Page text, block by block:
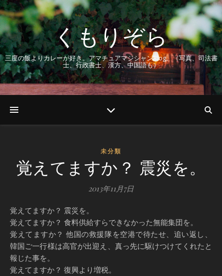
くもりぞら
三度の飯よりカレーが好き。アマチュアマジシャンBlog。（写真、司法書
士、行政書士、漢方、中国語も）
未分類
覚えてますか？ 震災を。
2013年11月7日
覚えてますか？ 震災を。
覚えてますか？ 食料供給すらできなかった無能集団を。
覚えてますか？ 他国の救援隊を空港で待たせ、追い返し、
韓国ご一行様は高官が出迎え、真っ先に駆けつけてくれたと
報じた事を。
覚えてますか？ 復興より増税。